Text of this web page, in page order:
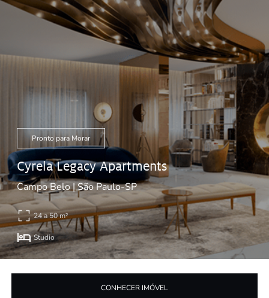
Pronto para Morar
Cyrela Legacy Apartments
Campo Belo | São Paulo-SP
24 a 50 m²
Studio
CONHECER IMÓVEL